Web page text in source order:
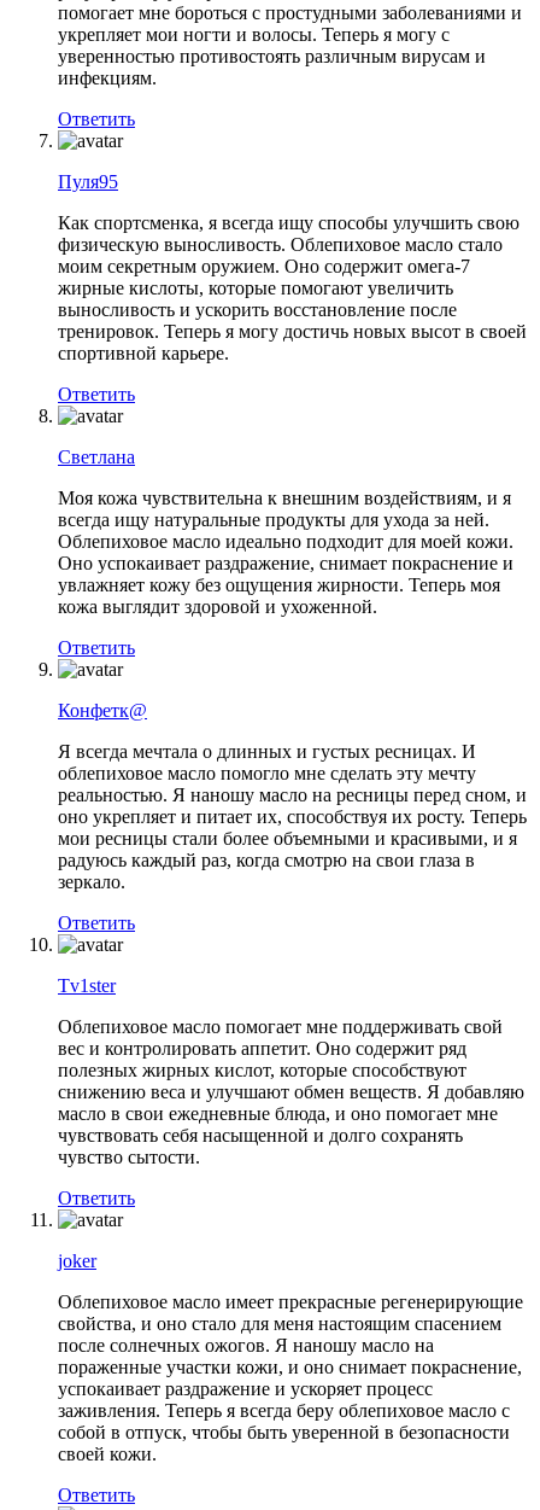
помогает мне бороться с простудными заболеваниями и
укрепляет мои ногти и волосы. Теперь я могу с
уверенностью противостоять различным вирусам и
инфекциям.
Ответить
Пуля95
Как спортсменка, я всегда ищу способы улучшить свою
физическую выносливость. Облепиховое масло стало
моим секретным оружием. Оно содержит омега-7
жирные кислоты, которые помогают увеличить
выносливость и ускорить восстановление после
тренировок. Теперь я могу достичь новых высот в своей
спортивной карьере.
Ответить
Светлана
Моя кожа чувствительна к внешним воздействиям, и я
всегда ищу натуральные продукты для ухода за ней.
Облепиховое масло идеально подходит для моей кожи.
Оно успокаивает раздражение, снимает покраснение и
увлажняет кожу без ощущения жирности. Теперь моя
кожа выглядит здоровой и ухоженной.
Ответить
Конфетк@
Я всегда мечтала о длинных и густых ресницах. И
облепиховое масло помогло мне сделать эту мечту
реальностью. Я наношу масло на ресницы перед сном, и
оно укрепляет и питает их, способствуя их росту. Теперь
мои ресницы стали более объемными и красивыми, и я
радуюсь каждый раз, когда смотрю на свои глаза в
зеркало.
Ответить
Tv1ster
Облепиховое масло помогает мне поддерживать свой
вес и контролировать аппетит. Оно содержит ряд
полезных жирных кислот, которые способствуют
снижению веса и улучшают обмен веществ. Я добавляю
масло в свои ежедневные блюда, и оно помогает мне
чувствовать себя насыщенной и долго сохранять
чувство сытости.
Ответить
joker
Облепиховое масло имеет прекрасные регенерирующие
свойства, и оно стало для меня настоящим спасением
после солнечных ожогов. Я наношу масло на
пораженные участки кожи, и оно снимает покраснение,
успокаивает раздражение и ускоряет процесс
заживления. Теперь я всегда беру облепиховое масло с
собой в отпуск, чтобы быть уверенной в безопасности
своей кожи.
Ответить